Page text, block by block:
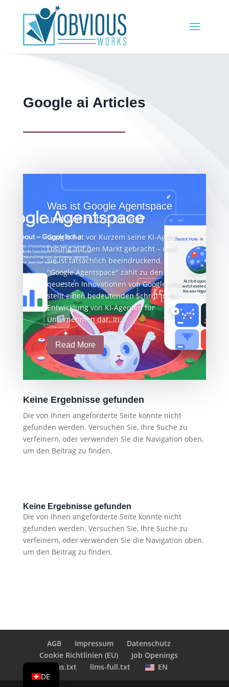
Google ai Articles
Was ist Google Agentspace
und wie nutze ich es?
Google hat vor Kurzem seine KI-Agent-
Lösung auf den Markt gebracht – und
sie ist tatsächlich beeindruckend.
"Google Agentspace" zählt zu den
neuesten Innovationen von Google und
stellt einen bedeutenden Schritt in der
Entwicklung von KI-Agenten für
Unternehmen dar. In...
Read More
Keine Ergebnisse gefunden
Die von Ihnen angeforderte Seite konnte nicht
gefunden werden. Versuchen Sie, Ihre Suche zu
verfeinern, oder verwenden Sie die Navigation oben,
um den Beitrag zu finden.
Keine Ergebnisse gefunden
Die von Ihnen angeforderte Seite konnte nicht
gefunden werden. Versuchen Sie, Ihre Suche zu
verfeinern, oder verwenden Sie die Navigation oben,
um den Beitrag zu finden.
AGB Impressum
Datenschutz
Cookie Richtlinien (EU)
Job Openings
llms.txt
llms-full.txt EN
DE
EN